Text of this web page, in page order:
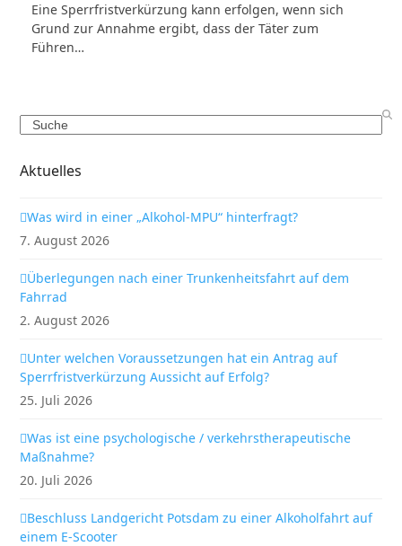
Eine Sperrfristverkürzung kann erfolgen, wenn sich
Grund zur Annahme ergibt, dass der Täter zum
Führen…
Search
Aktuelles
Was wird in einer „Alkohol-MPU“ hinterfragt?
7. August 2026
Überlegungen nach einer Trunkenheitsfahrt auf dem
Fahrrad
2. August 2026
Unter welchen Voraussetzungen hat ein Antrag auf
Sperrfristverkürzung Aussicht auf Erfolg?
25. Juli 2026
Was ist eine psychologische / verkehrstherapeutische
Maßnahme?
20. Juli 2026
Beschluss Landgericht Potsdam zu einer Alkoholfahrt auf
einem E-Scooter